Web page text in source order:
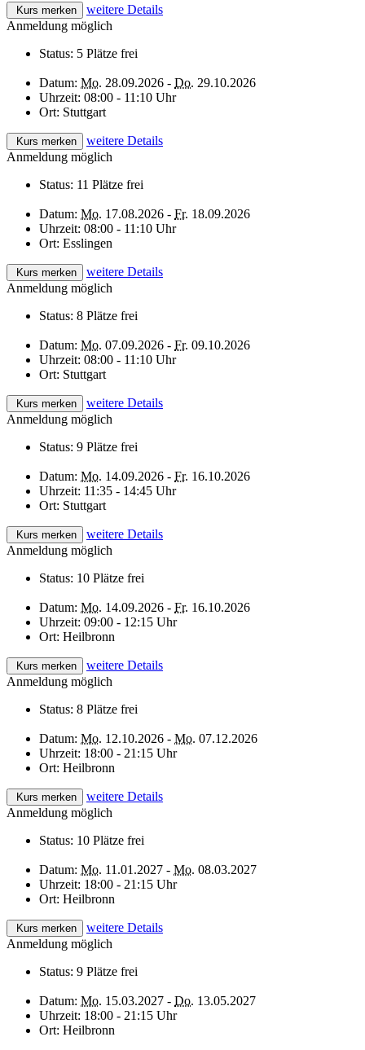
Kurs merken
weitere Details
Anmeldung möglich
Status: 5 Plätze frei
Datum: Mo. 28.09.2026 - Do. 29.10.2026
Uhrzeit: 08:00 - 11:10 Uhr
Ort: Stuttgart
Kurs merken
weitere Details
Anmeldung möglich
Status: 11 Plätze frei
Datum: Mo. 17.08.2026 - Fr. 18.09.2026
Uhrzeit: 08:00 - 11:10 Uhr
Ort: Esslingen
Kurs merken
weitere Details
Anmeldung möglich
Status: 8 Plätze frei
Datum: Mo. 07.09.2026 - Fr. 09.10.2026
Uhrzeit: 08:00 - 11:10 Uhr
Ort: Stuttgart
Kurs merken
weitere Details
Anmeldung möglich
Status: 9 Plätze frei
Datum: Mo. 14.09.2026 - Fr. 16.10.2026
Uhrzeit: 11:35 - 14:45 Uhr
Ort: Stuttgart
Kurs merken
weitere Details
Anmeldung möglich
Status: 10 Plätze frei
Datum: Mo. 14.09.2026 - Fr. 16.10.2026
Uhrzeit: 09:00 - 12:15 Uhr
Ort: Heilbronn
Kurs merken
weitere Details
Anmeldung möglich
Status: 8 Plätze frei
Datum: Mo. 12.10.2026 - Mo. 07.12.2026
Uhrzeit: 18:00 - 21:15 Uhr
Ort: Heilbronn
Kurs merken
weitere Details
Anmeldung möglich
Status: 10 Plätze frei
Datum: Mo. 11.01.2027 - Mo. 08.03.2027
Uhrzeit: 18:00 - 21:15 Uhr
Ort: Heilbronn
Kurs merken
weitere Details
Anmeldung möglich
Status: 9 Plätze frei
Datum: Mo. 15.03.2027 - Do. 13.05.2027
Uhrzeit: 18:00 - 21:15 Uhr
Ort: Heilbronn